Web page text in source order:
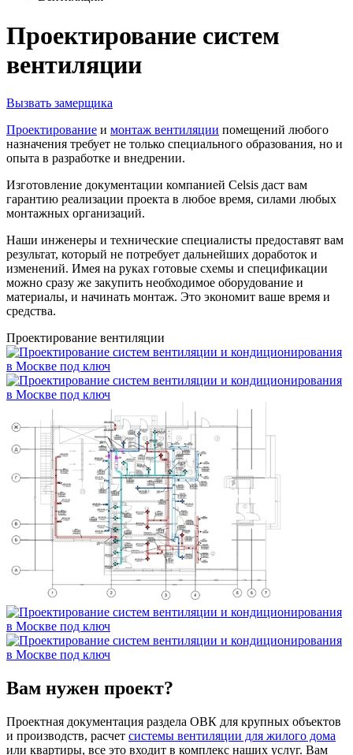
Проектирование систем
вентиляции
Вызвать замерщика
Проектирование и монтаж вентиляции помещений любого
назначения требует не только специального образования, но и
опыта в разработке и внедрении.
Изготовление документации компанией Celsis даст вам
гарантию реализации проекта в любое время, силами любых
монтажных организаций.
Наши инженеры и технические специалисты предоставят вам
результат, который не потребует дальнейших доработок и
изменений. Имея на руках готовые схемы и спецификации
можно сразу же закупить необходимое оборудование и
материалы, и начинать монтаж. Это экономит ваше время и
средства.
Проектирование вентиляции
Вам нужен проект?
Проектная документация раздела ОВК для крупных объектов
и производств, расчет системы вентиляции для жилого дома
или квартиры, все это входит в комплекс наших услуг. Вам